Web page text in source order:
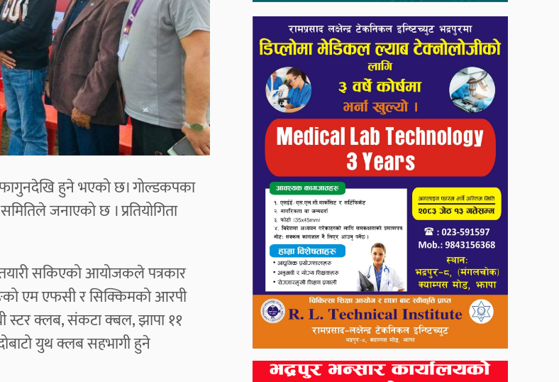
हुने भएको छ। गोल्डकपका
जनाएको छ । प्रतियोगिता
तयारी सकिएको आयोजकले पत्रकार
एम एफसी र सिक्किमको आरपी
स्टर क्लब, संकटा क्बल, झापा ११
युथ क्लब सहभागी हुने